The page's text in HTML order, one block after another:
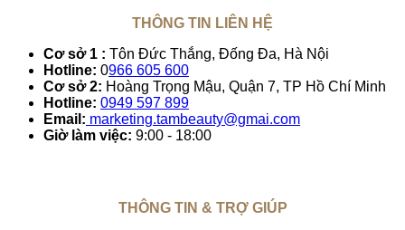
THÔNG TIN LIÊN HỆ
Cơ sở 1 : Tôn Đức Thắng, Đống Đa, Hà Nội
Hotline: 0966 605 600
Cơ sở 2: Hoàng Trọng Mậu, Quận 7, TP Hồ Chí Minh
Hotline: 0949 597 899
Email: marketing.tambeauty@gmai.com
Giờ làm việc: 9:00 - 18:00
THÔNG TIN & TRỢ GIÚP